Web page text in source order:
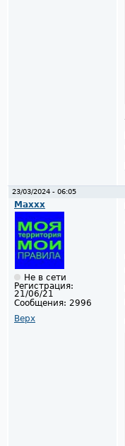
23/03/2024 - 06:05
Maxxx
Не в сети
Регистрация:
21/06/21
Сообщения: 2996
Верх